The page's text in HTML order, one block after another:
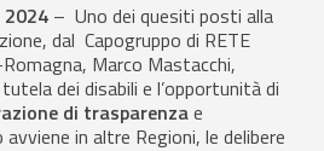
– Uno dei quesiti posti alla
dal Capogruppo di RETE
Marco Mastacchi,
dei disabili e l’opportunità di
di trasparenzae
in altre Regioni, le delibere